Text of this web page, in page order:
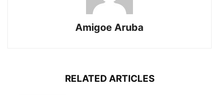
Amigoe Aruba
RELATED ARTICLES